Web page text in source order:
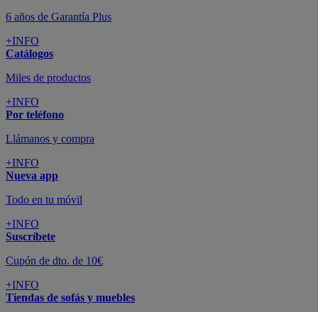
6 años de Garantía Plus
+INFO
Catálogos
Miles de productos
+INFO
Por teléfono
Llámanos y compra
+INFO
Nueva app
Todo en tu móvil
+INFO
Suscríbete
Cupón de dto. de 10€
+INFO
Tiendas de sofás y muebles